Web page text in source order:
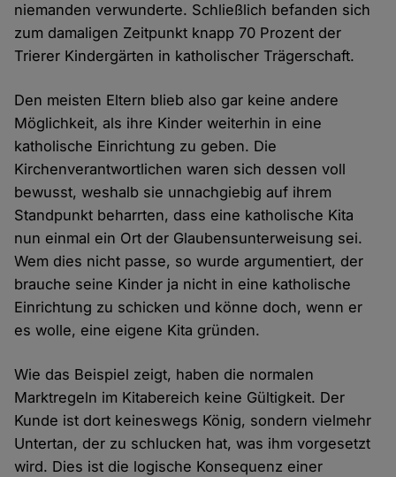
niemanden verwunderte. Schließlich befanden sich
zum damaligen Zeitpunkt knapp 70 Prozent der
Trierer Kindergärten in katholischer Trägerschaft.
Den meisten Eltern blieb also gar keine andere
Möglichkeit, als ihre Kinder weiterhin in eine
katholische Einrichtung zu geben. Die
Kirchenverantwortlichen waren sich dessen voll
bewusst, weshalb sie unnachgiebig auf ihrem
Standpunkt beharrten, dass eine katholische Kita
nun einmal ein Ort der Glaubensunterweisung sei.
Wem dies nicht passe, so wurde argumentiert, der
brauche seine Kinder ja nicht in eine katholische
Einrichtung zu schicken und könne doch, wenn er
es wolle, eine eigene Kita gründen.
Wie das Beispiel zeigt, haben die normalen
Marktregeln im Kitabereich keine Gültigkeit. Der
Kunde ist dort keineswegs König, sondern vielmehr
Untertan, der zu schlucken hat, was ihm vorgesetzt
wird. Dies ist die logische Konsequenz einer